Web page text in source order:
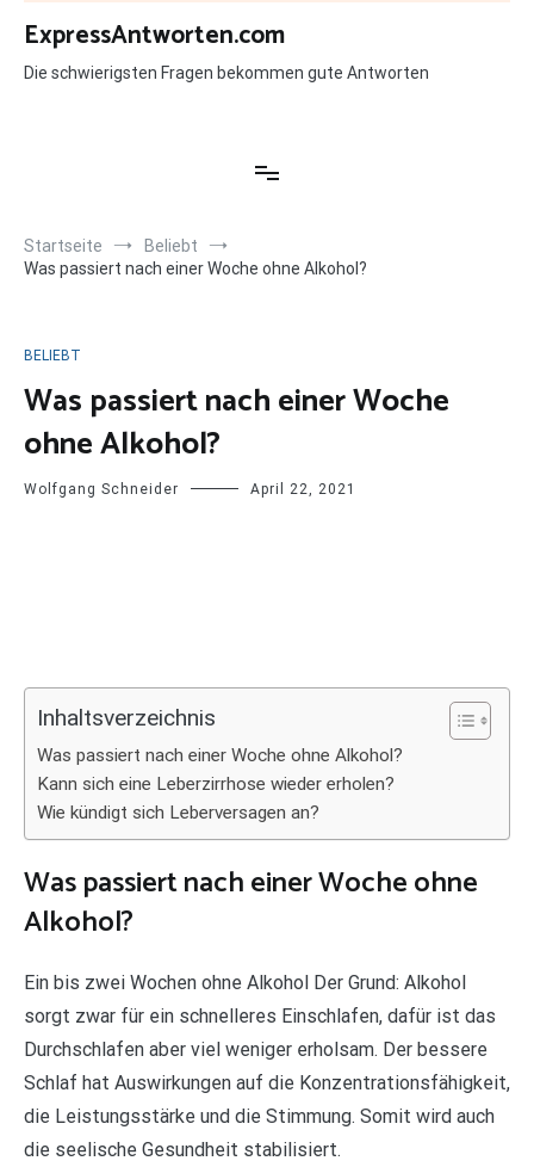
Zum
Inhalt
springen
ExpressAntworten.com
Die schwierigsten Fragen bekommen gute Antworten
Startseite
Beliebt
Was passiert nach einer Woche ohne Alkohol?
BELIEBT
Was passiert nach einer Woche
ohne Alkohol?
Wolfgang Schneider April 22, 2021
Inhaltsverzeichnis
Was passiert nach einer Woche ohne Alkohol?
Kann sich eine Leberzirrhose wieder erholen?
Wie kündigt sich Leberversagen an?
Was passiert nach einer Woche ohne
Alkohol?
Ein bis zwei Wochen ohne Alkohol Der Grund: Alkohol
sorgt zwar für ein schnelleres Einschlafen, dafür ist das
Durchschlafen aber viel weniger erholsam. Der bessere
Schlaf hat Auswirkungen auf die Konzentrationsfähigkeit,
die Leistungsstärke und die Stimmung. Somit wird auch
die seelische Gesundheit stabilisiert.